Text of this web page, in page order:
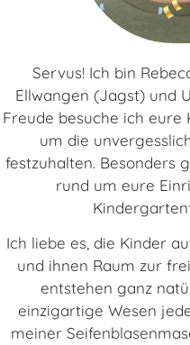
Servus! Ich bin
Ellwangen (Jagst) und
Freude besuche ich eure
um die
festzuhalten. Besonders
rund um eure
Ich liebe es, die Kinder
und ihnen Raum zur
entstehen ganz
einzigartige Wesen
meiner